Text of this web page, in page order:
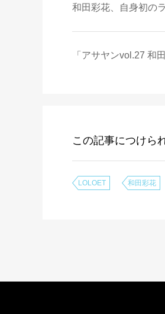
和田彩花、自身初の
「アサヤンvol.27
この記事につけら
LOLOET 和田彩花